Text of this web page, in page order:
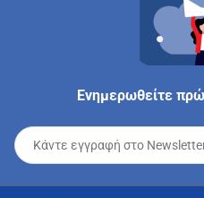
Ενημερωθείτε